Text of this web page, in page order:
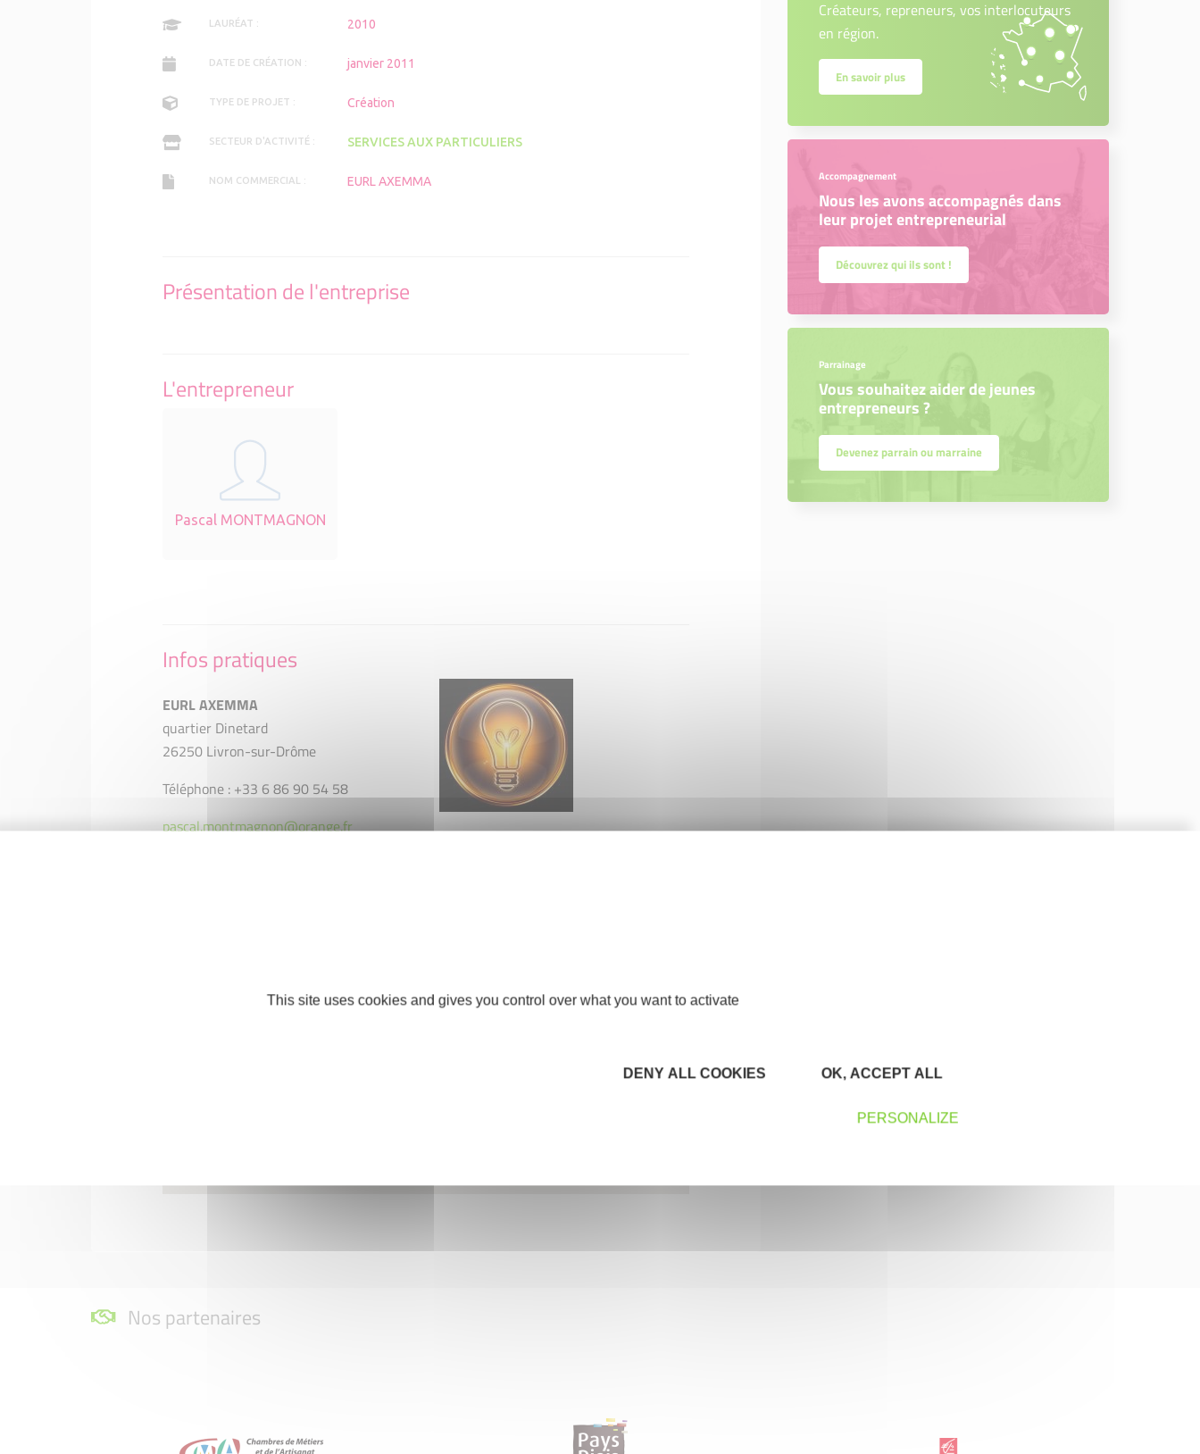
LAURÉAT : 2010
DATE DE CRÉATION : janvier 2011
TYPE DE PROJET : Création
SECTEUR D'ACTIVITÉ : SERVICES AUX PARTICULIERS
NOM COMMERCIAL : EURL AXEMMA
Présentation de l'entreprise
L'entrepreneur
Pascal MONTMAGNON
Infos pratiques
EURL AXEMMA
quartier Dinetard
26250 Livron-sur-Drôme
Téléphone : +33 6 86 90 54 58
pascal.montmagnon@orange.fr
Créateurs, repreneurs, vos interlocuteurs
en région.
En savoir plus
Accompagnement
Nous les avons accompagnés dans
leur projet entrepreneurial
Découvrez qui ils sont !
Parrainage
Vous souhaitez aider de jeunes
entrepreneurs ?
Devenez parrain ou marraine
Nos partenaires
This site uses cookies and gives you control over what you want to activate
OK, ACCEPT ALL
DENY ALL COOKIES
PERSONALIZE